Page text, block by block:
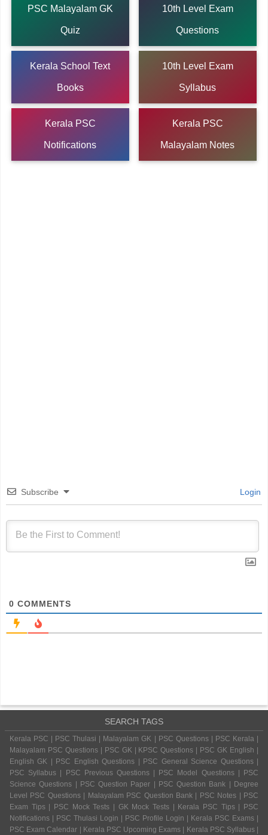
PSC Malayalam GK
Quiz
10th Level Exam
Questions
Kerala School Text
Books
10th Level Exam
Syllabus
Kerala PSC
Notifications
Kerala PSC
Malayalam Notes
Subscribe Login
0 COMMENTS
SEARCH TAGS
Kerala PSC | PSC Thulasi | Malayalam GK | PSC Questions | PSC Kerala |
Malayalam PSC Questions | PSC GK | KPSC Questions | PSC GK English |
English GK | PSC English Questions | PSC General Science Questions |
PSC Syllabus | PSC Previous Questions | PSC Model Questions | PSC
Science Questions | PSC Question Paper | PSC Question Bank | Degree
Level PSC Questions | Malayalam PSC Question Bank | PSC Notes | PSC
Exam Tips | PSC Mock Tests | GK Mock Tests | Kerala PSC Tips | PSC
Notifications | PSC Thulasi Login | PSC Profile Login | Kerala PSC Exams |
PSC Exam Calendar | Kerala PSC Upcoming Exams | Kerala PSC Syllabus |